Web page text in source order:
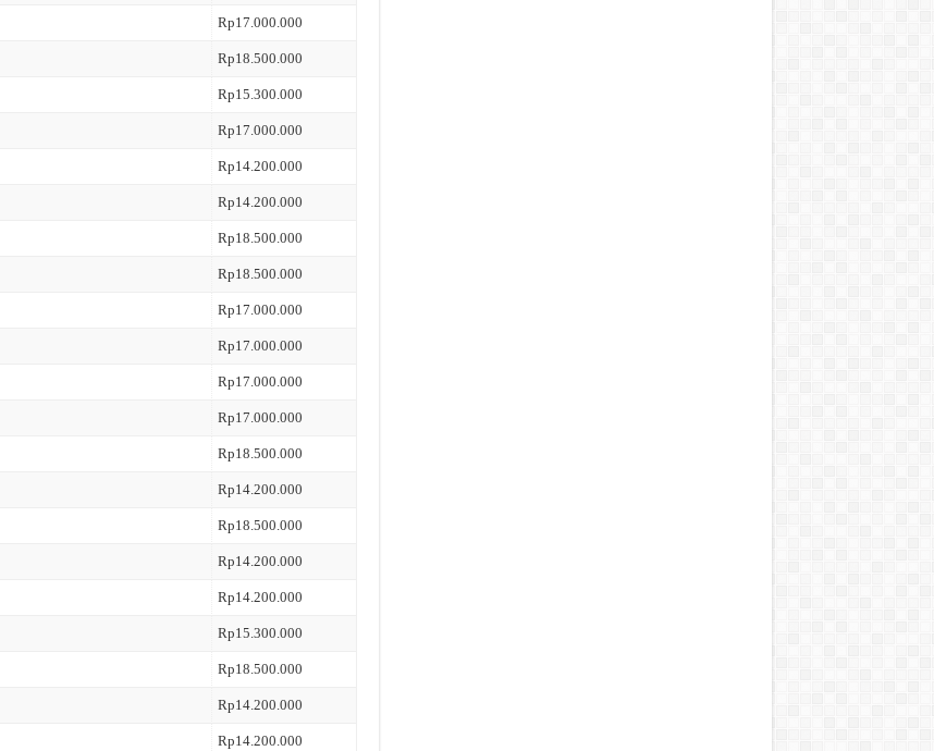
Rp17.000.000
Rp18.500.000
Rp15.300.000
Rp17.000.000
Rp14.200.000
Rp14.200.000
Rp18.500.000
Rp18.500.000
Rp17.000.000
Rp17.000.000
Rp17.000.000
Rp17.000.000
Rp18.500.000
Rp14.200.000
Rp18.500.000
Rp14.200.000
Rp14.200.000
Rp15.300.000
Rp18.500.000
Rp14.200.000
Rp14.200.000